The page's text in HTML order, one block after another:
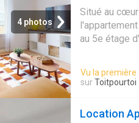
4 photos
Situé au
au 5e étage
Vu la première
surToitpourtoi
Location